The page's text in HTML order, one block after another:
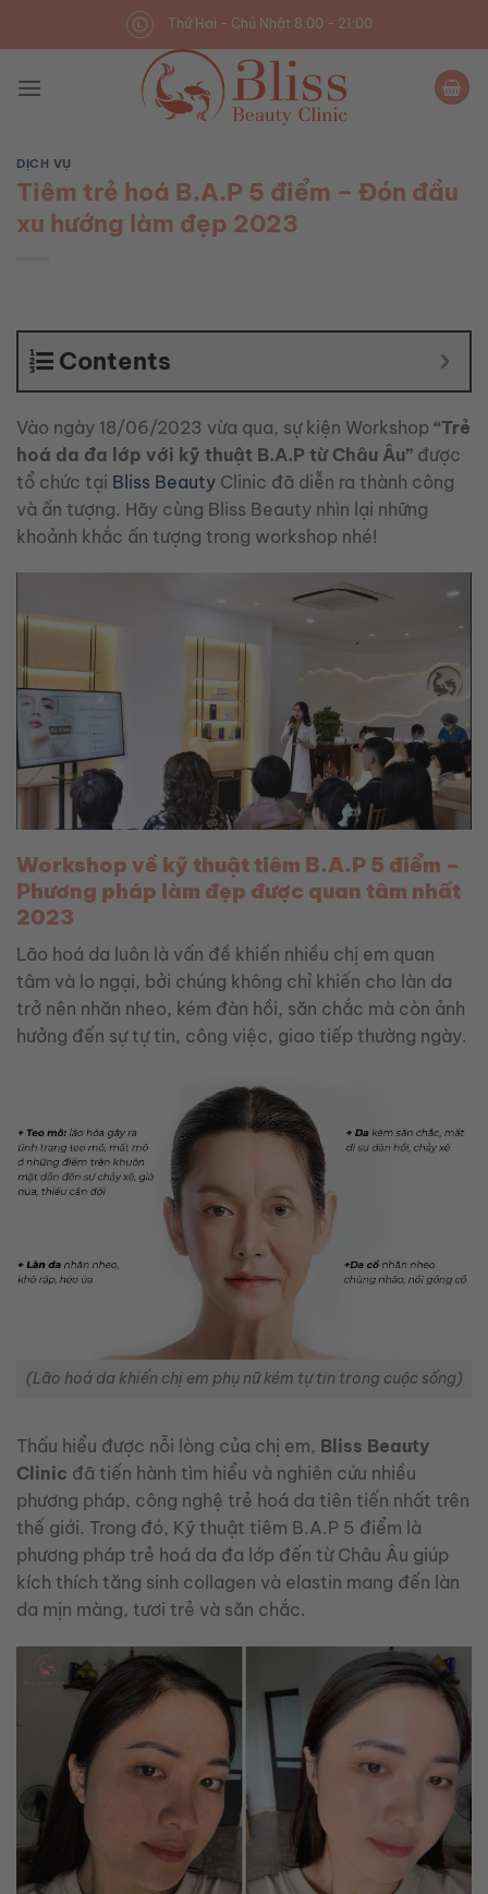
Thứ Hai - Chủ Nhật 8:00 - 21:00
DỊCH VỤ
Tiêm trẻ hoá B.A.P 5 điểm – Đón đầu
xu hướng làm đẹp 2023
Contents
Vào ngày 18/06/2023 vừa qua, sự kiện Workshop “Trẻ
hoá da đa lớp với kỹ thuật B.A.P từ Châu Âu” được
tổ chức tại Bliss Beauty Clinic đã diễn ra thành công
và ấn tượng. Hãy cùng Bliss Beauty nhìn lại những
khoảnh khắc ấn tượng trong workshop nhé!
Workshop về kỹ thuật tiêm B.A.P 5 điểm –
Phương pháp làm đẹp được quan tâm nhất
2023
Lão hoá da luôn là vấn đề khiến nhiều chị em quan
tâm và lo ngại, bởi chúng không chỉ khiến cho làn da
trở nên nhăn nheo, kém đàn hồi, săn chắc mà còn ảnh
hưởng đến sự tự tin, công việc, giao tiếp thường ngày.
(Lão hoá da khiến chị em phụ nữ kém tự tin trong cuộc sống)
Thấu hiểu được nỗi lòng của chị em, Bliss Beauty
Clinic đã tiến hành tìm hiểu và nghiên cứu nhiều
phương pháp, công nghệ trẻ hoá da tiên tiến nhất trên
thế giới. Trong đó, Kỹ thuật tiêm B.A.P 5 điểm là
phương pháp trẻ hoá da đa lớp đến từ Châu Âu giúp
kích thích tăng sinh collagen và elastin mang đến làn
da mịn màng, tươi trẻ và săn chắc.